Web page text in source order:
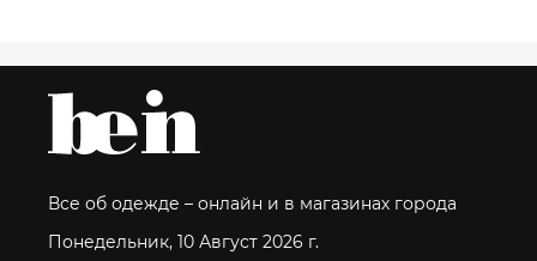
Все об одежде – онлайн и в магазинах города
Понедельник, 10 Август 2026 г.